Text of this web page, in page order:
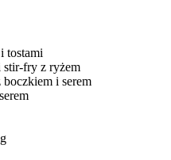
tostami
fry z ryżem
i serem